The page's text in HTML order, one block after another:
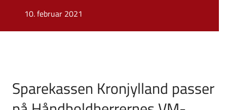
10. februar 2021
Sparekassen Kronjylland passer